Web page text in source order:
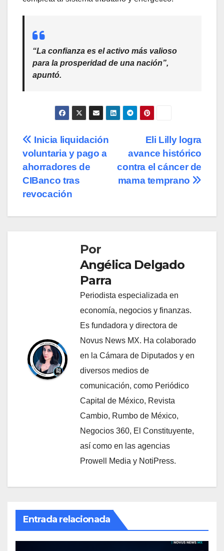
“La confianza es el activo más valioso
para la prosperidad de una nación”,
apuntó.
Navegación
de
entradas
Eli Lilly logra
avance histórico
contra el cáncer de
mama temprano
Inicia liquidación
voluntaria y pago a
ahorradores de
CIBanco tras
revocación
Por
Angélica Delgado
Parra
Periodista especializada en
economía, negocios y finanzas.
Es fundadora y directora de
Novus News MX. Ha colaborado
en la Cámara de Diputados y en
diversos medios de
comunicación, como Periódico
Capital de México, Revista
Cambio, Rumbo de México,
Negocios 360, El Constituyente,
así como en las agencias
Prowell Media y NotiPress.
Entrada relacionada